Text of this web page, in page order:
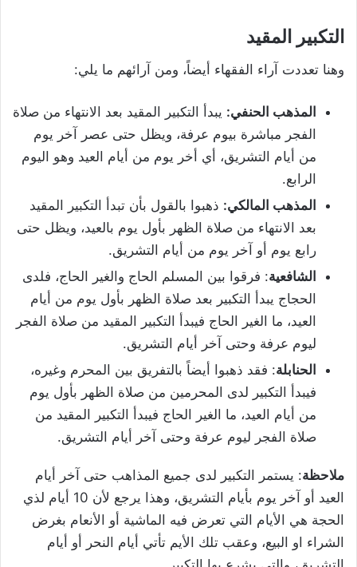
التكبير المقيد
وهنا تعددت آراء الفقهاء أيضاً، ومن آرائهم ما يلي:
المذهب الحنفي: يبدأ التكبير المقيد بعد الانتهاء من صلاة
الفجر مباشرة بيوم عرفة، ويظل حتى عصر آخر يوم
من أيام التشريق، أي أخر يوم من أيام العيد وهو اليوم
الرابع.
المذهب المالكي: ذهبوا بالقول بأن تبدأ التكبير المقيد
بعد الانتهاء من صلاة الظهر بأول يوم بالعيد، ويظل حتى
رابع يوم أو آخر يوم من أيام التشريق.
الشافعية: فرقوا بين المسلم الحاج والغير الحاج، فلدى
الحجاج يبدأ التكبير بعد صلاة الظهر بأول يوم من أيام
العيد، ما الغير الحاج فيبدأ التكبير المقيد من صلاة الفجر
ليوم عرفة وحتى آخر أيام التشريق.
الحنابلة: فقد ذهبوا أيضاً بالتفريق بين المحرم وغيره،
فيبدأ التكبير لدى المحرمين من صلاة الظهر بأول يوم
من أيام العيد، ما الغير الحاج فيبدأ التكبير المقيد من
صلاة الفجر ليوم عرفة وحتى آخر أيام التشريق.
ملاحظة: يستمر التكبير لدى جميع المذاهب حتى آخر أيام
العيد أو آخر يوم بأيام التشريق، وهذا يرجع لأن 10 أيام لذي
الحجة هي الأيام التي تعرض فيه الماشية أو الأنعام بغرض
الشراء او البيع، وعقب تلك الأيم تأتي أيام النحر أو أيام